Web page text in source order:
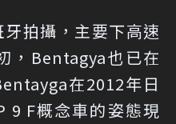
拍攝，主要下高速
，Bentagya也已在
在2012年日
9 F概念車的姿態現